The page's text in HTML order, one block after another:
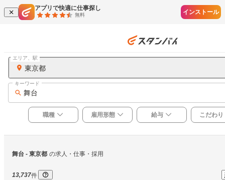
アプリで快適に仕事探し
無料 インストール
東京都
エリア、駅
舞台
キーワード
職種 雇用形態 給与 こだわり
舞台 - 東京都 の求人・仕事・採用
13,737件